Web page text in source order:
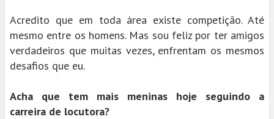
Acredito que em toda área existe competição. Até
mesmo entre os homens. Mas sou feliz por ter amigos
verdadeiros que muitas vezes, enfrentam os mesmos
desafios que eu.
Acha que tem mais meninas hoje seguindo a
carreira de locutora?